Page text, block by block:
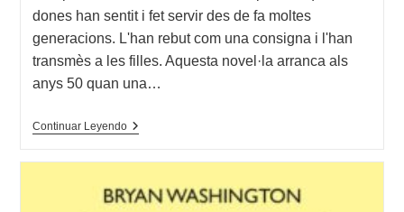
entrada:
dones han sentit i fet servir des de fa moltes
generacions. L'han rebut com una consigna i l'han
transmès a les filles. Aquesta novel·la arranca als
anys 50 quan una…
Continuar LeyendoOpinión
Soler